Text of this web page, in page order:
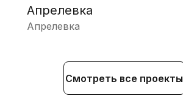
Апрелевка
Апрелевка
Смотреть все проекты